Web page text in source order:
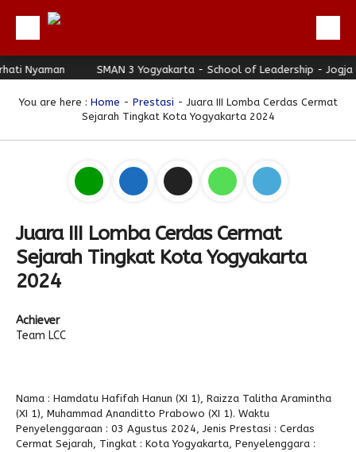
Beranda
Profil
Download
Hubungi Kami
Link Referensi
Nyaman SMAN 3 Yogyakarta - School of Leadership - Jogja
You are here : Home - Prestasi - Juara III Lomba Cerdas Cermat
Sejarah Tingkat Kota Yogyakarta 2024
Juara III Lomba Cerdas Cermat
Sejarah Tingkat Kota Yogyakarta
2024
Achiever
Team LCC
Nama : Hamdatu Hafifah Hanun (XI 1), Raizza Talitha Aramintha
(XI 1), Muhammad Ananditto Prabowo (XI 1). Waktu
Penyelenggaraan : 03 Agustus 2024, Jenis Prestasi : Cerdas
Cermat Sejarah, Tingkat : Kota Yogyakarta, Penyelenggara :